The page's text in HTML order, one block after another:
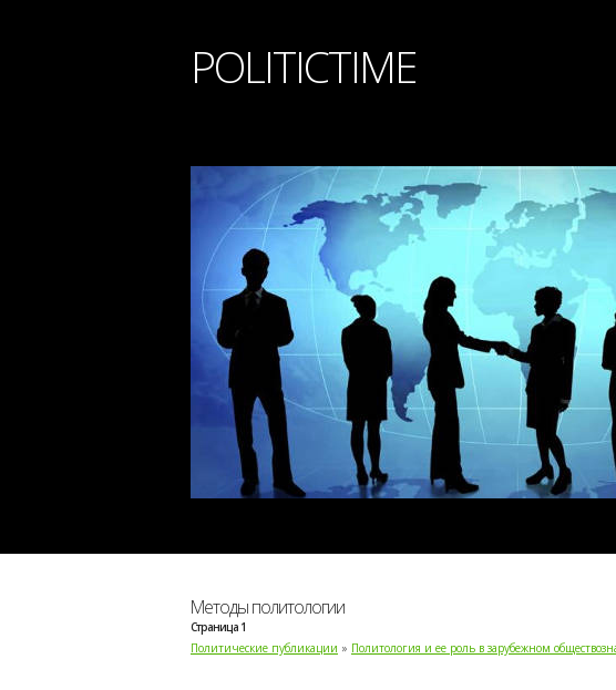
POLITICTIME
Методы политологии
Страница 1
Политические публикации » Политология и ее роль в зарубежном